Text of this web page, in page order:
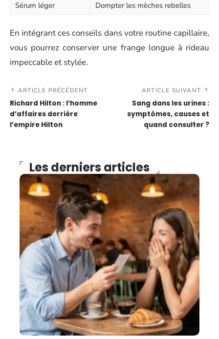
Sérum léger Dompter les mèches rebelles
En intégrant ces conseils dans votre routine capillaire,
vous pourrez conserver une frange longue à rideau
impeccable et stylée.
ARTICLE PRÉCÉDENT
Richard Hilton : l’homme
d’affaires derrière
l’empire Hilton
ARTICLE SUIVANT
Sang dans les urines :
symptômes, causes et
quand consulter ?
Les derniers articles